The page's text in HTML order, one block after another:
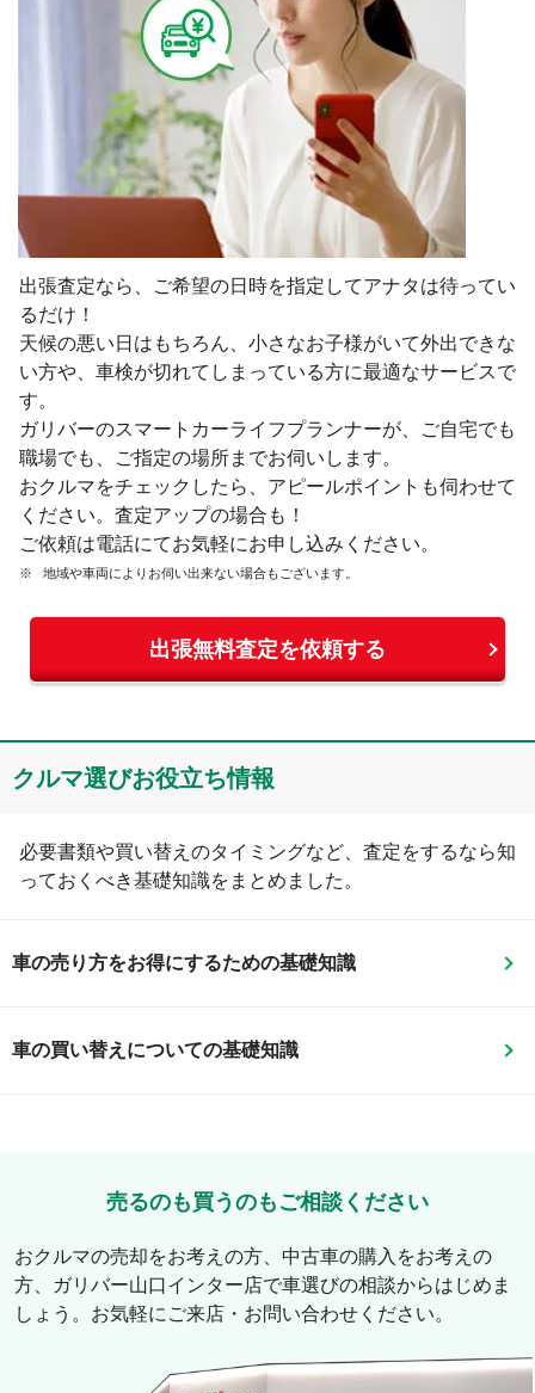
出張査定なら、ご希望の⽇時を指定してアナタは待ってい
るだけ！
天候の悪い⽇はもちろん、⼩さなお⼦様がいて外出できな
い⽅や、⾞検が切れてしまっている⽅に最適なサービスで
す。
ガリバーのスマートカーライフプランナーが、ご⾃宅でも
職場でも、ご指定の場所までお伺いします。
おクルマをチェックしたら、アピールポイントも伺わせて
ください。査定アップの場合も！
ご依頼は電話にてお気軽にお申し込みください。
地域や車両によりお伺い出来ない場合もございます。
出張無料査定を依頼する
クルマ選びお役⽴ち情報
必要書類や買い替えのタイミングなど、査定をするなら知
っておくべき基礎知識をまとめました。
車の売り方をお得にするための基礎知識
車の買い替えについての基礎知識
売るのも買うのもご相談ください
おクルマの売却をお考えの方、中古車の購入をお考えの
方、
ガリバー山口インター店で車選びの相談からはじめま
しょう。お気軽にご来店・お問い合わせください。